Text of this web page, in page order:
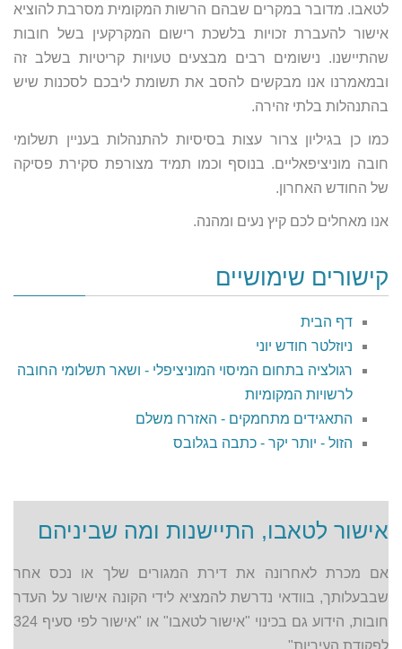
לטאבו. מדובר במקרים שבהם הרשות המקומית מסרבת להוציא
אישור להעברת זכויות בלשכת רישום המקרקעין בשל חובות
שהתיישנו. נישומים רבים מבצעים טעויות קריטיות בשלב זה
ובמאמרנו אנו מבקשים להסב את תשומת ליבכם לסכנות שיש
בהתנהלות בלתי זהירה.
כמו כן בגיליון צרור עצות בסיסיות להתנהלות בעניין תשלומי
חובה מוניציפאליים. בנוסף וכמו תמיד מצורפת סקירת פסיקה
של החודש האחרון.
אנו מאחלים לכם קיץ נעים ומהנה.
קישורים שימושיים
דף הבית
ניוזלטר חודש יוני
רגולציה בתחום המיסוי המוניציפלי - ושאר תשלומי החובה
לרשויות המקומיות
התאגידים מתחמקים - האזרח משלם
הזול - יותר יקר - כתבה בגלובס
אישור לטאבו, התיישנות ומה שביניהם
אם מכרת לאחרונה את דירת המגורים שלך או נכס אחר
שבבעלותך, בוודאי נדרשת להמציא לידי הקונה אישור על העדר
חובות, הידוע גם בכינוי "אישור לטאבו" או "אישור לפי סעיף 324
לפקודת העיריות".